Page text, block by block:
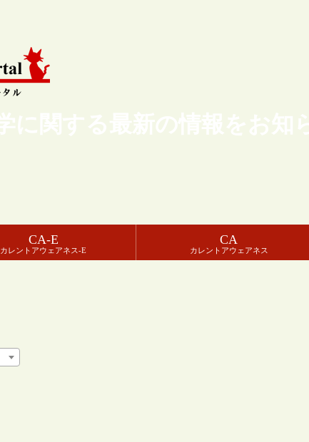
に関する最新の情報をお
CA-E
カレントアウェアネス-E
CA
カレントアウェアネス